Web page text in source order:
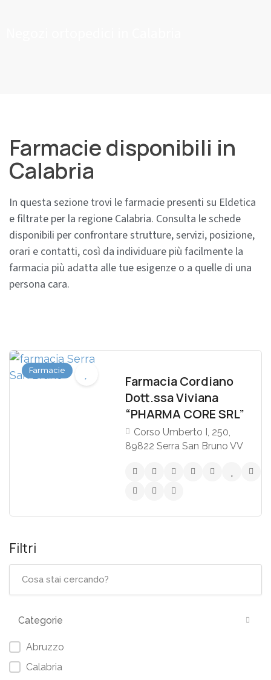
Farmacie disponibili in
Calabria
In questa sezione trovi le farmacie presenti su Eldetica
e filtrate per la regione Calabria. Consulta le schede
disponibili per confrontare strutture, servizi, posizione,
orari e contatti, così da individuare più facilmente la
farmacia più adatta alle tue esigenze o a quelle di una
persona cara.
Farmacie
Farmacia Cordiano
Dott.ssa Viviana
“PHARMA CORE SRL”
Corso Umberto I, 250,
89822 Serra San Bruno VV
Filtri
Categorie
Abruzzo
Calabria